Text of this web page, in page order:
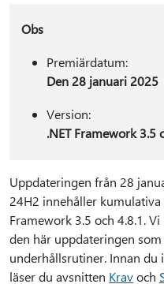
Obs
Premiärdatum:
Den 28 januari 2025
Version:
.NET Framework 3.5
Uppdateringen från 28
24H2 innehåller
Framework 3.5 och 4.8.1.
den här uppdateringen
underhållsrutiner. Innan du
läser du avsnitten Kravoch